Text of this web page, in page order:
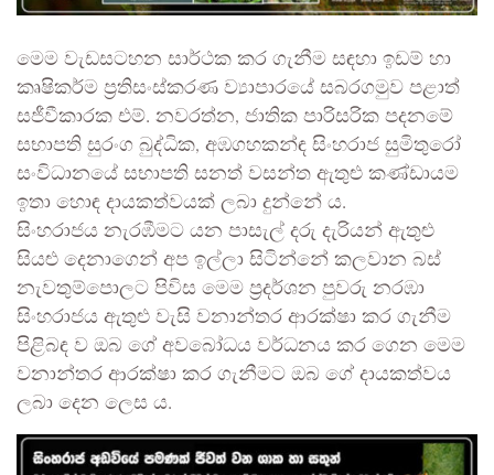
මෙම වැඩසටහන සාර්ථක කර ගැනීම සඳහා ඉඩම් හා
කෘෂිකර්ම ප්‍රතිසංස්කරණ ව්‍යාපාරයේ සබරගමුව පළාත්
සජීවීකාරක එම්. නවරත්න, ජාතික පාරිසරික පදනමේ
සභාපති සුරංග බුද්ධික, අඹගහකන්ඳ සිංහරාජ සුමිතුරෝ
සංවිධානයේ සභාපති සනත් වසන්ත ඇතුළු කණ්ඩායම
ඉතා හොඳ දායකත්වයක් ලබා දුන්නේ ය.
සිංහරාජය නැරඹීමට යන පාසැල් දරු දැරියන් ඇතුළු
සියළු දෙනාගෙන් අප ඉල්ලා සිටින්නේ කලවාන බස්
නැවතුම්පොලට පිවිස මෙම ප්‍රදර්ශන පුවරු නරඹා
සිංහරාජය ඇතුළු වැසි වනාන්තර ආරක්ෂා කර ගැනීම
පිළිබඳ ව ඔබ ගේ අවබෝධය වර්ධනය කර ගෙන මෙම
වනාන්තර ආරක්ෂා කර ගැනීමට ඔබ ගේ දායකත්වය
ලබා දෙන ලෙස ය.